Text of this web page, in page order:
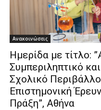
Ανακοινώσεις
Ημερίδα με τίτλο:
Συμπεριληπτικό
Σχολικό
Επιστημονική
Πράξη”, Αθήνα